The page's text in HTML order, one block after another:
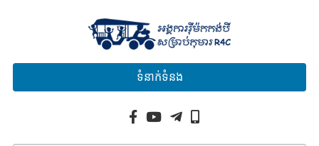
ទំនាក់ទំនង